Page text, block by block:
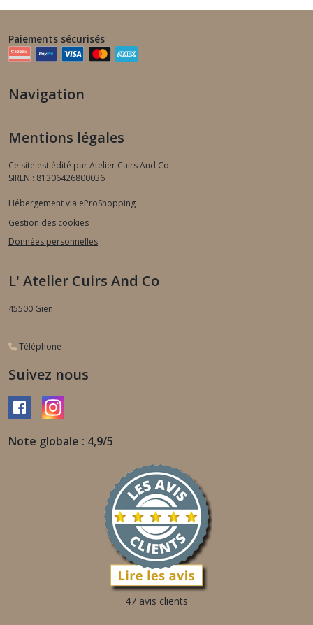
Paiements sécurisés
Navigation
Mentions légales
Ce site est édité par Atelier Cuirs And Co.
SIREN : 81306426800036
Hébergement via eProShopping
Gestion des cookies
Données personnelles
L' Atelier Cuirs And Co
45500 Gien
Téléphone
Suivez nous
Note globale : 4,9/5
47 avis clients